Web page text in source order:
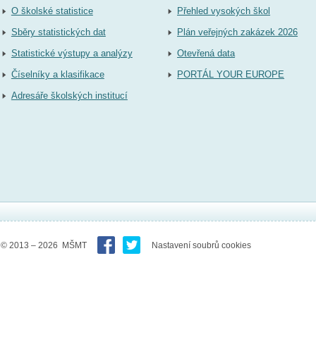
O školské statistice
Sběry statistických dat
Statistické výstupy a analýzy
Číselníky a klasifikace
Adresáře školských institucí
Přehled vysokých škol
Plán veřejných zakázek 2026
Otevřená data
PORTÁL YOUR EUROPE
© 2013 – 2026 MŠMT Nastavení soubrů cookies